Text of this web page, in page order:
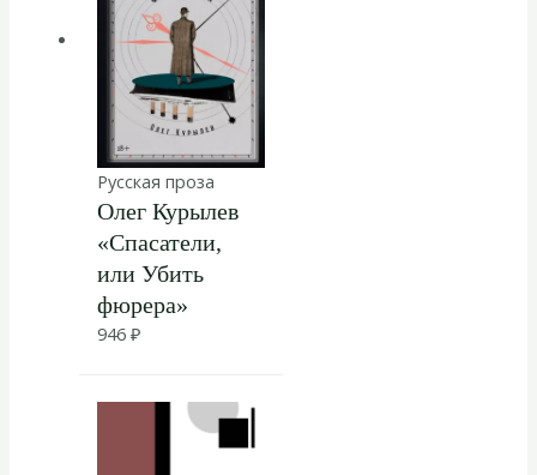
Русская проза
Олег Курылев
«Спасатели,
или Убить
фюрера»
946 ₽